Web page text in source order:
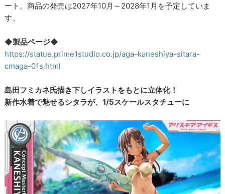
ート。商品の発売は2027年10月～2028年1月を予定していま
す。
◆製品ページ◆
https://statue.prime1studio.co.jp/aga-kaneshiya-sitara-
cmaga-01s.html
島田フミカネ氏描き下しイラストをもとに立体化！
新作水着で魅せるシタラが、1/5スケールスタチューに